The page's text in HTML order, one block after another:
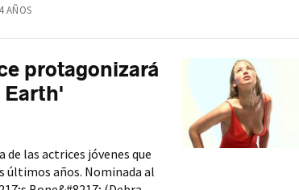
AÑOS
protagonizará
Earth'
de las actrices jóvenes que
últimos años. Nominada al